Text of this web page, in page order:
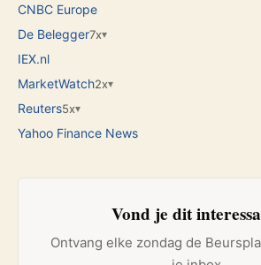
CNBC Europe
De Belegger7x▾
IEX.nl
MarketWatch2x▾
Reuters5x▾
Yahoo Finance News
Vond je dit
Ontvang elke zondag de